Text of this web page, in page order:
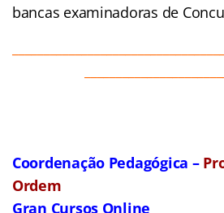
bancas examinadoras de
Coordenação Pedagógica –
Ordem
Gran Cursos Online